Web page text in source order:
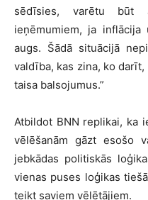
sēdīsies, varētu būt
ieņēmumiem, ja
augs. Šādā situācijā
valdība, kas zina, ko
taisa balsojumus.”
Atbildot BNN replikai, ka
vēlēšanām gāzt esošo
jebkādas politiskās
vienas puses loģikas
teikt saviem vēlētājiem.